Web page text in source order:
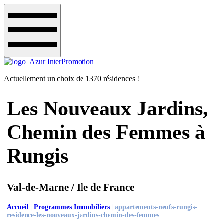
Actuellement un choix de 1370 résidences !
Les Nouveaux Jardins,
Chemin des Femmes à
Rungis
Val-de-Marne / Ile de France
Accueil |Programmes Immobiliers |appartements-neufs-rungis-
residence-les-nouveaux-jardins-chemin-des-femmes